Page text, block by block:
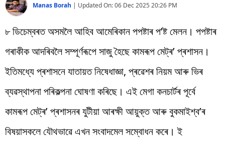
Manas Borah | Updated On:06 Dec 2025 20:26 PM
৮ ডিচেম্বৰত অসমলৈ আহিব আমেৰিকান পপষ্টাৰ প’ষ্ট মেলন। পপষ্টাৰ
গৰাকীক আদৰিবলৈ সম্পূৰ্ণৰূপে সাজু হৈছে কামৰূপ মেট্ৰ’ প্ৰশাসন।
ইতিমধ্যে প্ৰশাসনে যাতায়ত নিষেধাজ্ঞা, প্ৰৱেশৰ নিয়ম আৰু ভিৰ
ব্যৱস্থাপনা পৰিকল্পনা ঘোষণা কৰিছে। এই মেগা কনচাৰ্টৰ পূৰ্বে
কামৰূপ মেট্ৰ’ প্ৰশাসনৰ যুটীয়া আৰক্ষী আয়ুক্ত আৰু বুকমাইশ্ব’ৰ
বিষয়াসকলে যৌথভাৱে এখন সংবাদমেল সম্বোধন কৰে। ই